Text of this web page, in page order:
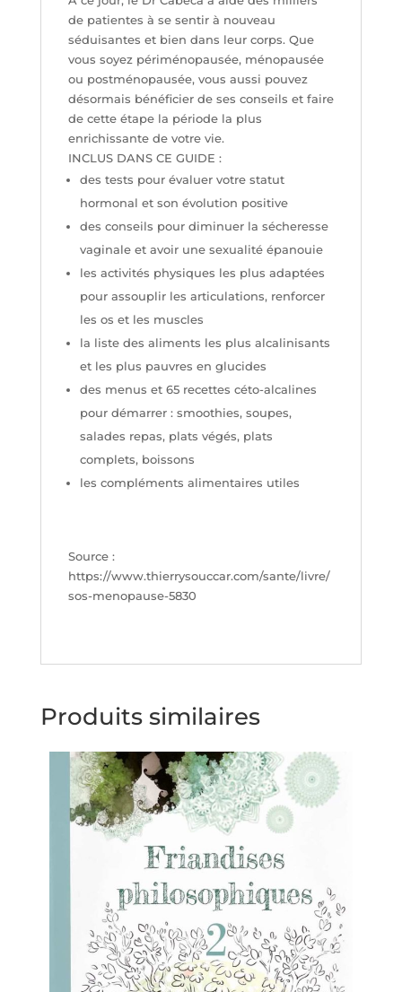
de patientes à se sentir à nouveau
séduisantes et bien dans leur corps. Que
vous soyez périménopausée, ménopausée
ou postménopausée, vous aussi pouvez
désormais bénéficier de ses conseils et faire
de cette étape la période la plus
enrichissante de votre vie.
INCLUS DANS CE GUIDE :
des tests pour évaluer votre statut
hormonal et son évolution positive
des conseils pour diminuer la sécheresse
vaginale et avoir une sexualité épanouie
les activités physiques les plus adaptées
pour assouplir les articulations, renforcer
les os et les muscles
la liste des aliments les plus alcalinisants
et les plus pauvres en glucides
des menus et 65 recettes céto-alcalines
pour démarrer : smoothies, soupes,
salades repas, plats végés, plats
complets, boissons
les compléments alimentaires utiles
Source :
https://www.thierrysouccar.com/sante/livre/
sos-menopause-5830
Produits similaires